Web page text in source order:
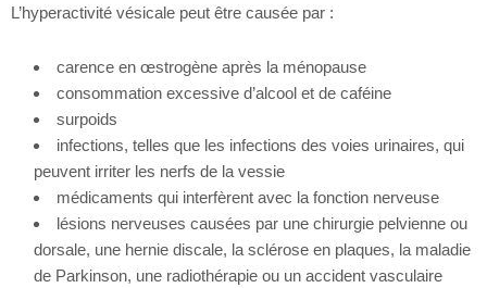
L’hyperactivité vésicale peut être causée par :
carence en œstrogène après la ménopause
consommation excessive d’alcool et de caféine
surpoids
infections, telles que les infections des voies urinaires, qui
peuvent irriter les nerfs de la vessie
médicaments qui interfèrent avec la fonction nerveuse
lésions nerveuses causées par une chirurgie pelvienne ou
dorsale, une hernie discale, la sclérose en plaques, la maladie
de Parkinson, une radiothérapie ou un accident vasculaire